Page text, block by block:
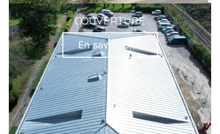
COUVERTURE
En savoir plus